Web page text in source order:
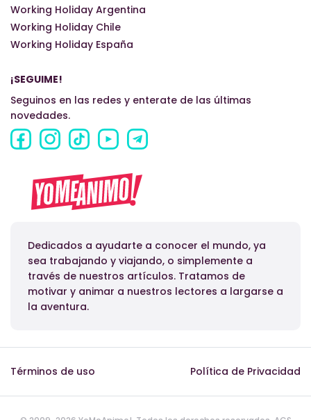
Working Holiday Argentina
Working Holiday Chile
Working Holiday España
¡SEGUIME!
Seguinos en las redes y enterate de las últimas
novedades.
Dedicados a ayudarte a conocer el mundo, ya
sea trabajando y viajando, o simplemente a
través de nuestros artículos. Tratamos de
motivar y animar a nuestros lectores a largarse a
la aventura.
Términos de uso Política de Privacidad